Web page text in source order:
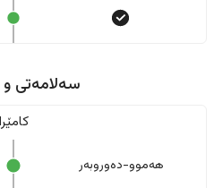
سەلامەتی و
کامێرا
هەموو-دەوروبەر